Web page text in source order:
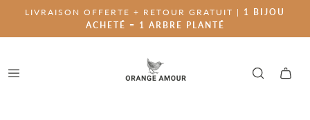
LIVRAISON OFFERTE + RETOUR GRATUIT | 1 BIJOU
ACHETÉ = 1 ARBRE PLANTÉ